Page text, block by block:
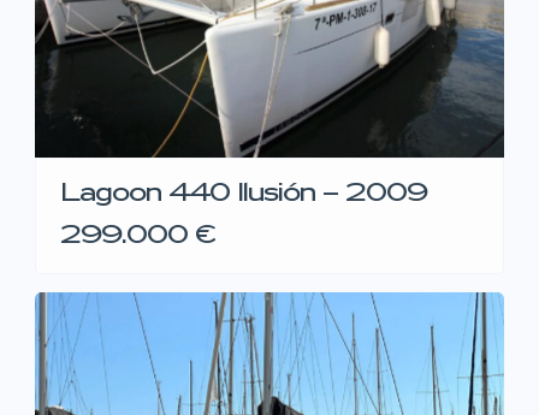
Lagoon 440 Ilusión – 2009
299.000 €